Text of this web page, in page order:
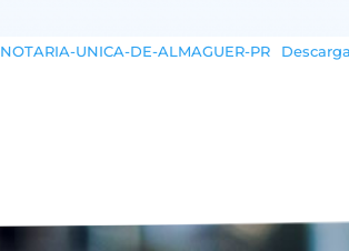
NOTARIA-UNICA-DE-ALMAGUER-PR